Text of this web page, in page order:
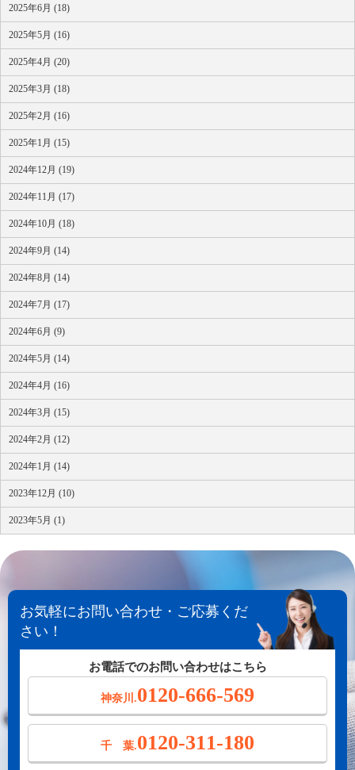
2025年6月 (18)
2025年5月 (16)
2025年4月 (20)
2025年3月 (18)
2025年2月 (16)
2025年1月 (15)
2024年12月 (19)
2024年11月 (17)
2024年10月 (18)
2024年9月 (14)
2024年8月 (14)
2024年7月 (17)
2024年6月 (9)
2024年5月 (14)
2024年4月 (16)
2024年3月 (15)
2024年2月 (12)
2024年1月 (14)
2023年12月 (10)
2023年5月 (1)
お気軽にお問い合わせ・ご応募くだ
さい！
お電話でのお問い合わせはこちら
神奈川.0120-666-569
千 葉.0120-311-180